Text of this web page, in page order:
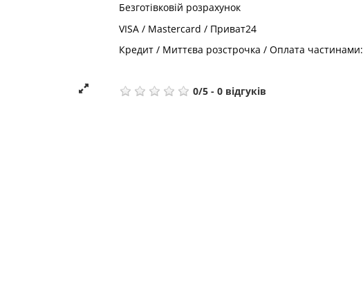
Безготівковій розрахунок
VISA / Mastercard / Приват24
Кредит / Миттєва розстрочка / Оплата частинами:
0/5- 0 відгуків